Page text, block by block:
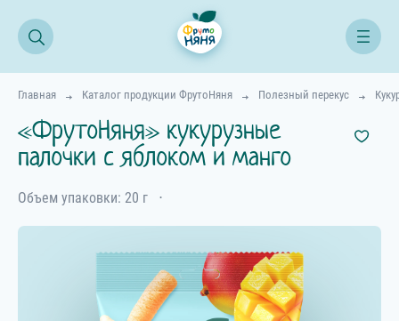
Главная Каталог продукции ФрутоНяня Полезный перекус
«ФрутоНяня» кукурузные
палочки с яблоком и манго
Объем упаковки: 20 г ⋅